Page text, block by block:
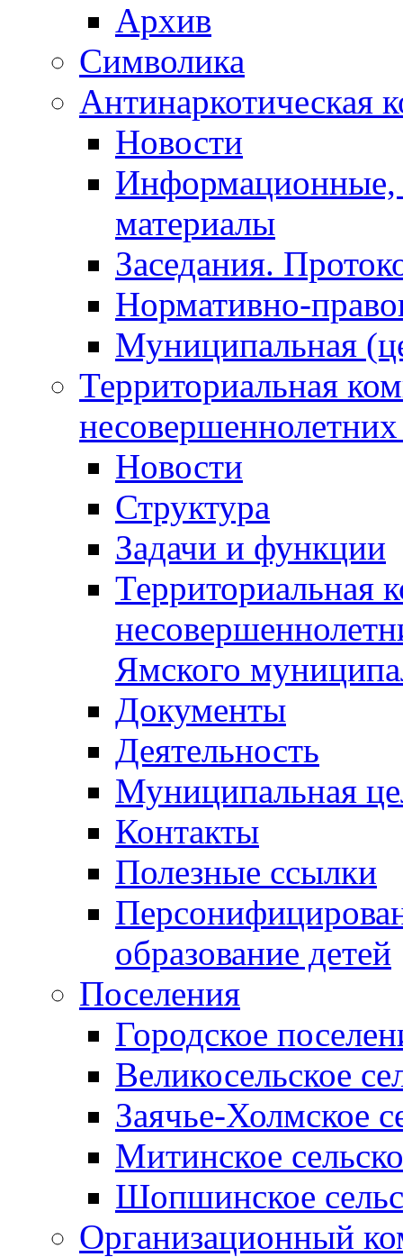
Архив
Символика
Антинаркотическая
Новости
Информационные,
материалы
Заседания.
Нормативно-
Муниципальная
Территориальная
Новости
Структура
Задачи и функции
Территориальная
Ямского
Документы
Деятельность
Муниципальная
Контакты
Полезные ссылки
образование детей
Поселения
Городское
Великосельское
Заячье-Холмское
Митинское
Шопшинское
Организационный